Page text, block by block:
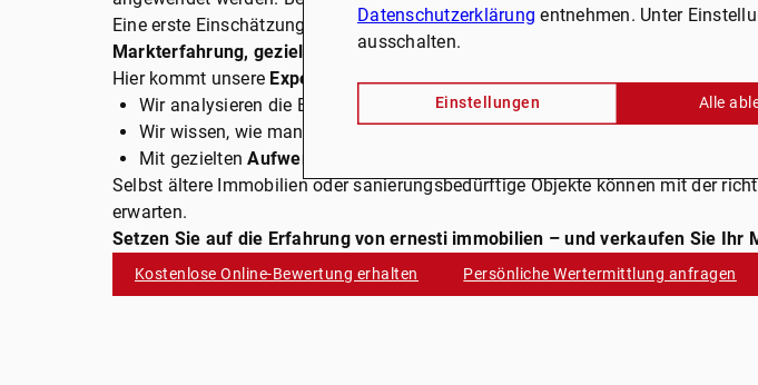
Eine erste Einschätzung des Immobilienwerts liefert unser
Markterfahrung, gezielte Verkaufsstrategien und ein geschultes Auge für
Hier kommt unsere Expertise als Maklerins Spiel:
Wir analysieren die Besonderheiten Ihrer Immobilie und den Markt präzise.
Wir wissen, wie man
Mit gezieltenAufwertungsmaßnahmen
– von kleinen Renovierungen bis
Selbst ältere Immobilien oder sanierungsbedürftige Objekte können mit der
erwarten.
Setzen Sie auf die Erfahrung von ernesti immobilien – und verkaufen Sie Ihr
Kostenlose Online-Bewertung erhalten Persönliche Wertermittlung anfragen
Datenschutzerklärung entnehmen. Unter
ausschalten.
Einstellungen Alle